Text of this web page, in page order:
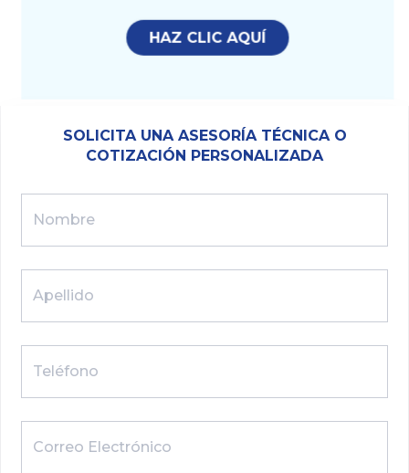
HAZ CLIC AQUÍ
SOLICITA UNA ASESORÍA TÉCNICA O
COTIZACIÓN PERSONALIZADA